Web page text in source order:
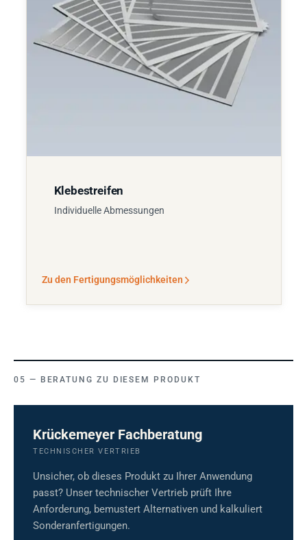
Klebestreifen
Individuelle Abmessungen
Zu den Fertigungsmöglichkeiten
BERATUNG ZU DIESEM PRODUKT
Krückemeyer Fachberatung
TECHNISCHER VERTRIEB
Unsicher, ob dieses Produkt zu Ihrer Anwendung
passt? Unser technischer Vertrieb prüft Ihre
Anforderung, bemustert Alternativen und kalkuliert
Sonderanfertigungen.